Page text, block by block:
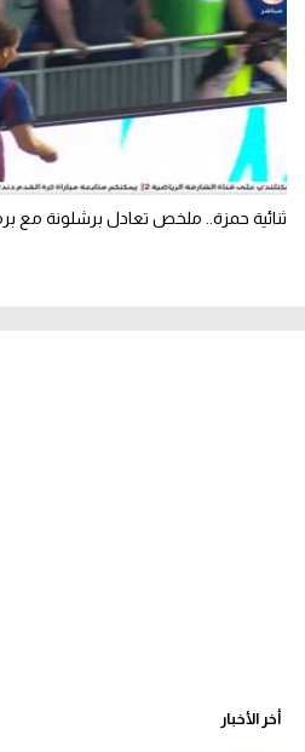
ثنائية حمزة.. ملخص تعادل برشلونة مع
أخر الأخبار